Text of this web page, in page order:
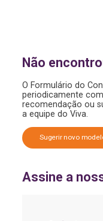
Não
O Formulário do
periodicamente
recomendação ou
a equipe do Viva.
Sugerir novo
Assine a